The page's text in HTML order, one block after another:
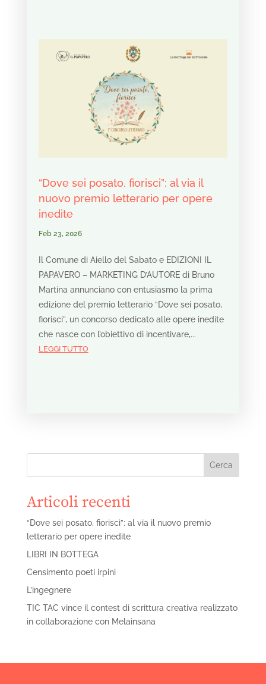
“Dove sei posato, fiorisci”: al via il
nuovo premio letterario per opere
inedite
Feb 23, 2026
Il Comune di Aiello del Sabato e EDIZIONI IL
PAPAVERO – MARKETING D’AUTORE di Bruno
Martina annunciano con entusiasmo la prima
edizione del premio letterario “Dove sei posato,
fiorisci”, un concorso dedicato alle opere inedite
che nasce con l’obiettivo di incentivare,...
LEGGI TUTTO
Cerca
Articoli recenti
“Dove sei posato, fiorisci”: al via il nuovo premio
letterario per opere inedite
LIBRI IN BOTTEGA
Censimento poeti irpini
L’ingegnere
TIC TAC vince il contest di scrittura creativa realizzato
in collaborazione con Melainsana